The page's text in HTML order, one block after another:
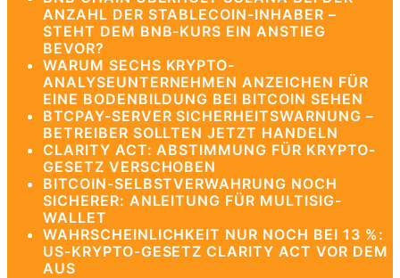
ANZAHL DER STABLECOIN-INHABER –
STEHT DEM BNB-KURS EIN ANSTIEG
BEVOR?
WARUM SECHS KRYPTO-
ANALYSEUNTERNEHMEN ANZEICHEN FÜR
EINE BODENBILDUNG BEI BITCOIN SEHEN
BTCPAY-SERVER SICHERHEITSWARNUNG –
BETREIBER SOLLTEN JETZT HANDELN
CLARITY ACT: ABSTIMMUNG FÜR KRYPTO-
GESETZ VERSCHOBEN
BITCOIN-SELBSTVERWAHRUNG NOCH
SICHERER: ANLEITUNG FÜR MULTISIG-
WALLET
WAHRSCHEINLICHKEIT NUR NOCH BEI 13 %:
US-KRYPTO-GESETZ CLARITY ACT VOR DEM
AUS